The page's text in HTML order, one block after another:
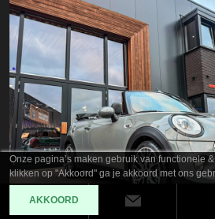
Onze pagina’s maken gebruik van functionele
klikken op "Akkoord" ga je akkoord met ons
AKKOORD